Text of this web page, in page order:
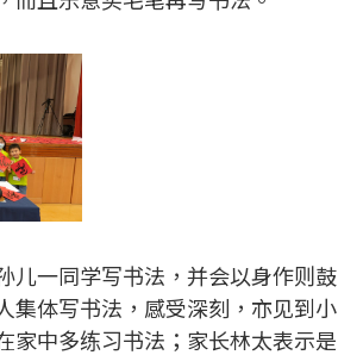
儿一同学写书法，并会以身作则鼓
集体写书法，感受深刻，亦见到小
家中多练习书法；家长林太表示是